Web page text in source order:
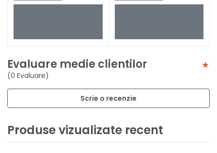
Evaluare medie clientilor
(0 Evaluare)
Scrie o recenzie
Produse vizualizate recent